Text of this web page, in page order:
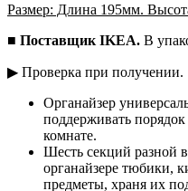
Размер: Длина 195мм.
■ Поставщик IKEA. В
▶ Проверка при получении.
Органайзер
поддерживать
комнате.
Шесть секций разной
органайзере тюбики,
предметы, храня их